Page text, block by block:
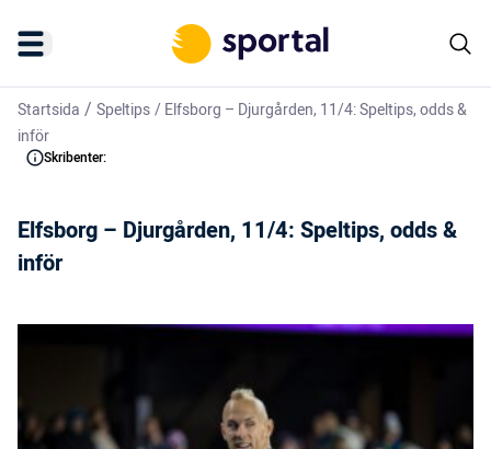
Startsida / Speltips/Elfsborg – Djurgården, 11/4: Speltips, odds &
inför
Skribenter:
Elfsborg – Djurgården, 11/4: Speltips, odds &
inför